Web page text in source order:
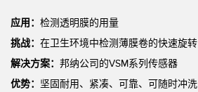
光纤放大器
光纤
槽形和标签传感器
远程监控
预测性维护与状态监控
预测性维护与状态监控
应用： 检测透明膜的用量
挑战： 在卫生环境中检测薄膜卷的快速旋转
解决方案： 邦纳公司的VSM系列传感器
优势： 坚固耐用、紧凑、可靠、可随时冲洗